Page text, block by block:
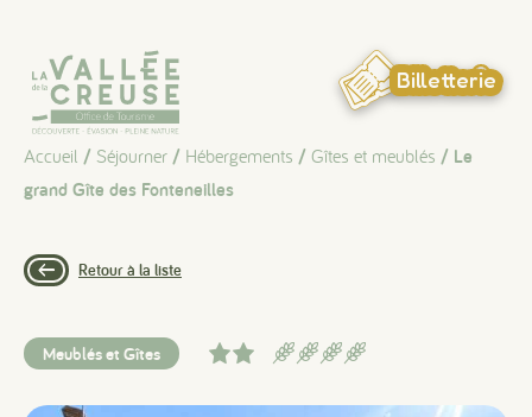
Billetterie
Accueil / Séjourner / Hébergements / Gîtes et meublés / Le
grand Gîte des Fonteneilles
Retour à la liste
Meublés et Gîtes